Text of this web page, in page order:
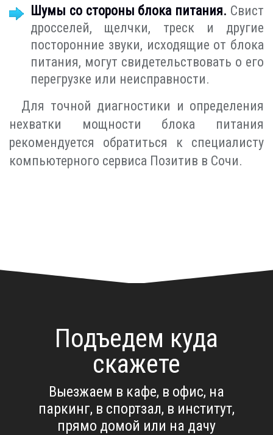
Шумы со стороны блока питания. Свист
дросселей, щелчки, треск и другие
посторонние звуки, исходящие от блока
питания, могут свидетельствовать о его
перегрузке или неисправности.
Для точной диагностики и определения
нехватки мощности блока питания
рекомендуется обратиться к специалисту
компьютерного сервиса Позитив в Сочи.
Подъедем куда
скажете
Выезжаем в кафе, в офис, на
паркинг, в спортзал, в институт,
прямо домой или на дачу